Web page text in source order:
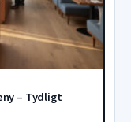
– Tydligt